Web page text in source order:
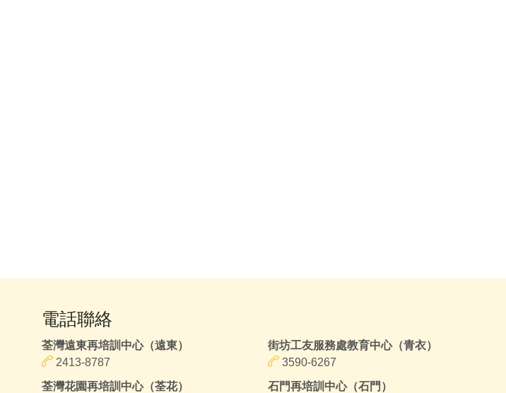
電話聯絡
荃灣遠東再培訓中心（遠東）
2413-8787
荃灣花園再培訓中心（荃花）
街坊工友服務處教育中心（青衣）
3590-6267
石門再培訓中心（石門）